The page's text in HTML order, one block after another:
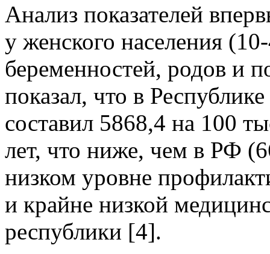
Анализ показателей
у женского населения
беременностей, родов и
показал, что в
составил 5868,4 на 100
лет, что ниже, чем в РФ
низком уровне
и крайне низкой
республики [4].